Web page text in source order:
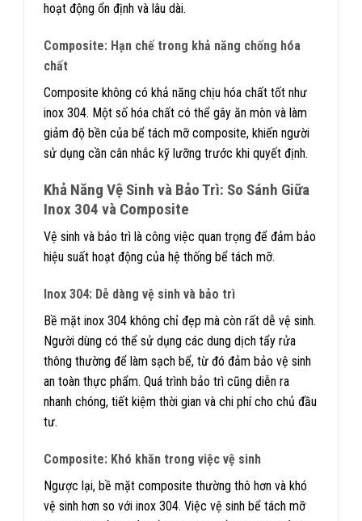
hoạt động ổn định và lâu dài.
Composite: Hạn chế trong khả năng chống hóa
chất
Composite không có khả năng chịu hóa chất tốt như
inox 304. Một số hóa chất có thể gây ăn mòn và làm
giảm độ bền của bể tách mỡ composite, khiến người
sử dụng cần cân nhắc kỹ lưỡng trước khi quyết định.
Khả Năng Vệ Sinh và Bảo Trì: So Sánh Giữa
Inox 304 và Composite
Vệ sinh và bảo trì là công việc quan trọng để đảm bảo
hiệu suất hoạt động của hệ thống bể tách mỡ.
Inox 304: Dễ dàng vệ sinh và bảo trì
Bề mặt inox 304 không chỉ đẹp mà còn rất dễ vệ sinh.
Người dùng có thể sử dụng các dung dịch tẩy rửa
thông thường để làm sạch bể, từ đó đảm bảo vệ sinh
an toàn thực phẩm. Quá trình bảo trì cũng diễn ra
nhanh chóng, tiết kiệm thời gian và chi phí cho chủ đầu
tư.
Composite: Khó khăn trong việc vệ sinh
Ngược lại, bề mặt composite thường thô hơn và khó
vệ sinh hơn so với inox 304. Việc vệ sinh bể tách mỡ